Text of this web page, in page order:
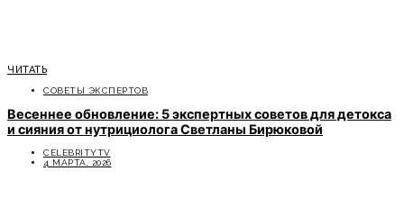
ЧИТАТЬ
СОВЕТЫ ЭКСПЕРТОВ
Весеннее обновление: 5 экспертных советов для детокса
и сияния от нутрициолога Светланы Бирюковой
CELEBRITYTV
4 МАРТА, 2026